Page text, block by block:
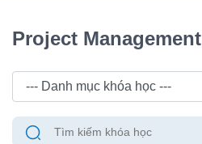
Project Management